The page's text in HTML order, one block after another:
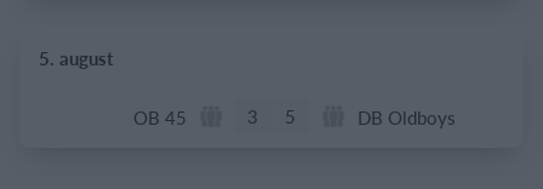
5. august
OB 45 3 5 DB Oldboys